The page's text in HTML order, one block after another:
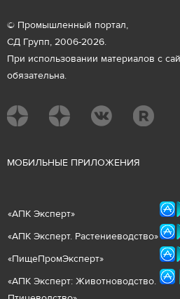
© Промышленный портал,
СД Групп, 2006-2026.
При использовании материалов с
обязательна.
МОБИЛЬНЫЕ ПРИЛОЖЕНИЯ
«АПК Эксперт»
«АПК Эксперт. Растениеводство»
«ПищеПромЭксперт»
«АПК Эксперт: Животноводство.